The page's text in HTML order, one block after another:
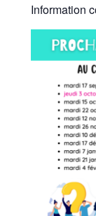
Information